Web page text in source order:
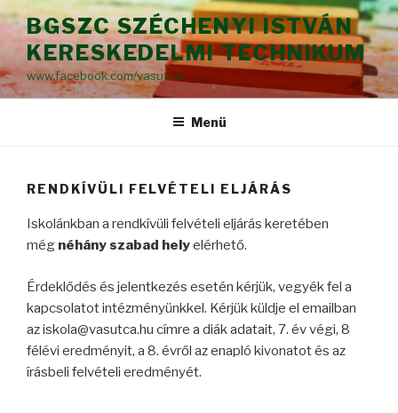
Tartalomhoz
BGSZC SZÉCHENYI ISTVÁN
KERESKEDELMI TECHNIKUM
www.facebook.com/vasutca/
Menü
RENDKÍVÜLI FELVÉTELI ELJÁRÁS
Iskolánkban a rendkívüli felvételi eljárás keretében
még néhány szabad helyelérhető.
Érdeklődés és jelentkezés esetén kérjük, vegyék fel a
kapcsolatot intézményünkkel. Kérjük küldje el emailban
az iskola@vasutca.hu címre a diák adatait, 7. év végi, 8
félévi eredményit, a 8. évről az enapló kivonatot és az
írásbeli felvételi eredményét.